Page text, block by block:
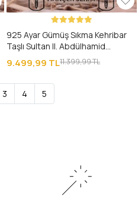
925 Ayar Gümüş Sıkma Kehribar
Taşlı Sultan II. Abdülhamid
Osmanlı Tuğrası Desenli Erkek
Yüzük
9.499,99 TL11.399,99 TL
3 4 5